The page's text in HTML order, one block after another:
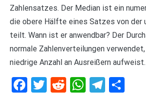
Zahlensatzes. Der Median ist ein
die obere Hälfte eines Satzes von der
teilt. Wann ist er anwendbar? Der
normale Zahlenverteilungen
niedrige Anzahl an Ausreißern aufweist.
Facebook
Twitter
RedditWhatsApp